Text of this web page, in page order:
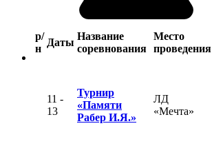
р/
н
Даты
Название
соревнования
Место
проведения
11 -
13
Турнир
«Памяти
Рабер И.Я.»
ЛД
«Мечта»